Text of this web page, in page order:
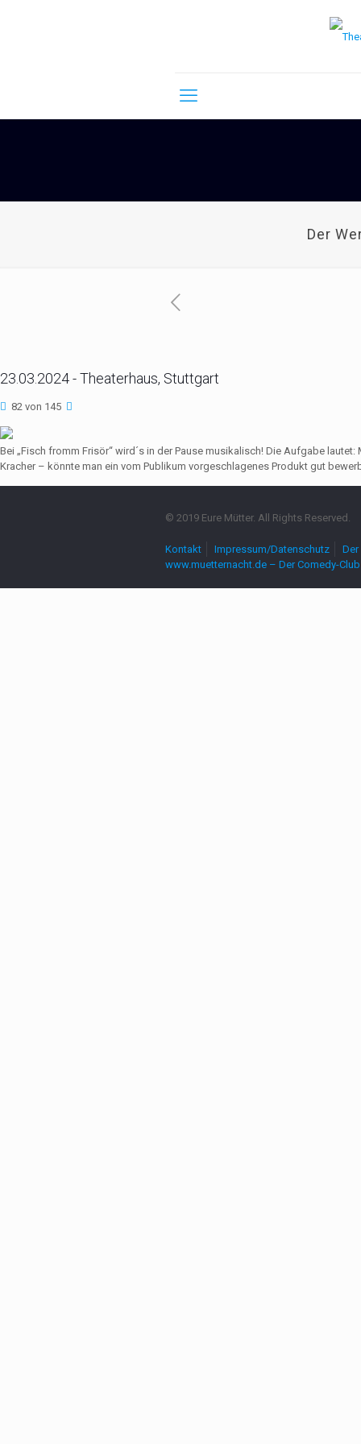
Der
23.03.2024 - Theaterhaus, Stuttgart
82 von 145
Bei „Fisch fromm Frisör“ wird´s in der Pause musikalisch! Die Aufgabe
Kracher – könnte man ein vom Publikum vorgeschlagenes Produkt gut
© 2019 Eure Mütter. All Rights Reserved.
Kontakt Impressum/Datenschutz
www.muetternacht.de – Der Comedy-Club